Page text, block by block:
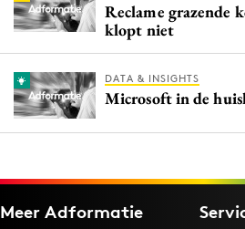
Reclame grazende
klopt niet
DATA & INSIGHTS
Microsoft in de
Meer Adformatie